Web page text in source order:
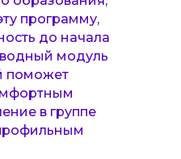
программу,
до начала
модуль
поможет
в группе